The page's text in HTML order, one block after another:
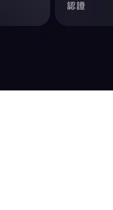
認證